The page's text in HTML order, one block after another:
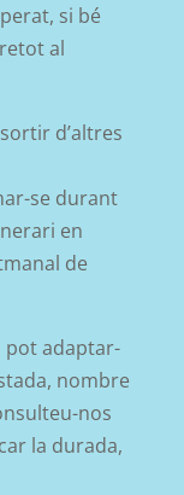
si bé
al
d’altres
se durant
en
de
pot adaptar-
nombre
nos
la durada,